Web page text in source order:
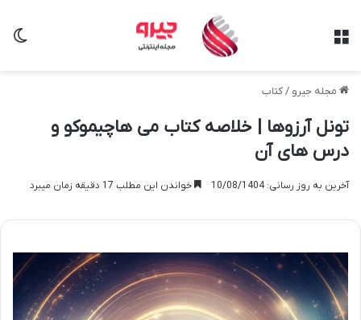
مجله جیرو /کتاب
تونل آرزوها | خلاصه کتاب می هاچیموکو و
درس های آن
آخرین به روز رسانی: 10/08/1404 خواندن این مطلب 17 دقیقه زمان میبرد